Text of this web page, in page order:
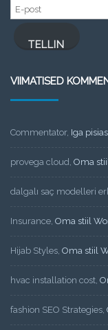
E-
post
TELLIN
VIIMATISED
Commentator, Iga
provega cloud, Oma
dalgalı saç modelleri
Insurance, Oma stiil
Hijab Styles, Oma stiil
hvac installation cost,
fashion SEO Strategies,